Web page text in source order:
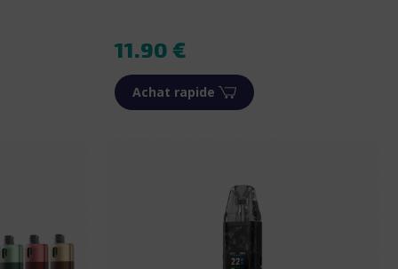
Prix
11.90 €
Achat rapide